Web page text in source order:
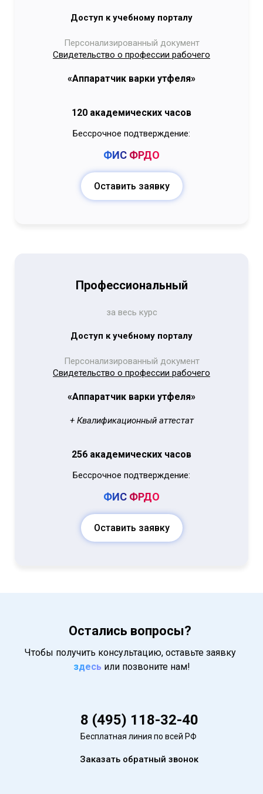
Доступ к учебному порталу
Персонализированный документ
Свидетельство о профессии рабочего
«Аппаратчик варки утфеля»
120 академических часов
Бессрочное подтверждение:
ФИС ФРДО
Оставить заявку
Профессиональный
за весь курс
Доступ к учебному порталу
Персонализированный документ
Свидетельство о профессии рабочего
«Аппаратчик варки утфеля»
+ Квалификационный аттестат
256 академических часов
Бессрочное подтверждение:
ФИС ФРДО
Оставить заявку
Остались вопросы?
Чтобы получить консультацию, оставьте заявку
здесь или позвоните нам!
8 (495) 118-32-40
Бесплатная линия по всей РФ
Заказать обратный звонок